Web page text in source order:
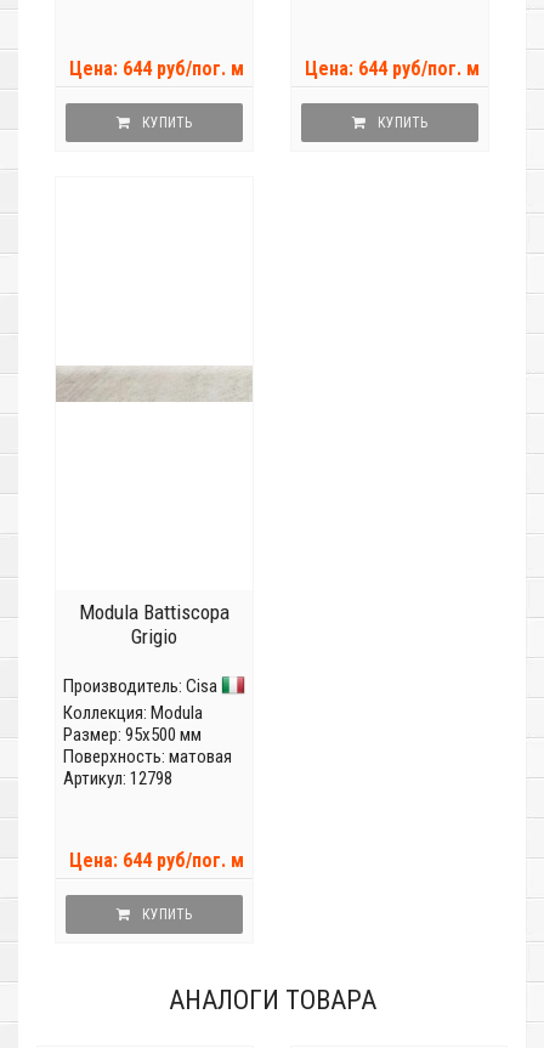
Цена: 644 руб/пог. м
КУПИТЬ
Цена: 644 руб/пог. м
КУПИТЬ
Modula Battiscopa
Grigio
Производитель: Cisa
Коллекция: Modula
Размер: 95x500 мм
Поверхность: матовая
Артикул: 12798
Цена: 644 руб/пог. м
КУПИТЬ
АНАЛОГИ ТОВАРА